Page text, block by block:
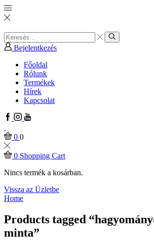
Search
input
Search
Bejelentkezés
Főoldal
Rólunk
Termékek
Hírek
Kapcsolat
Facebook
Instagram
Youtube
0 0
0 Shopping Cart
Nincs termék a kosárban.
Vissza az Üzletbe
Home
Products tagged
minta”